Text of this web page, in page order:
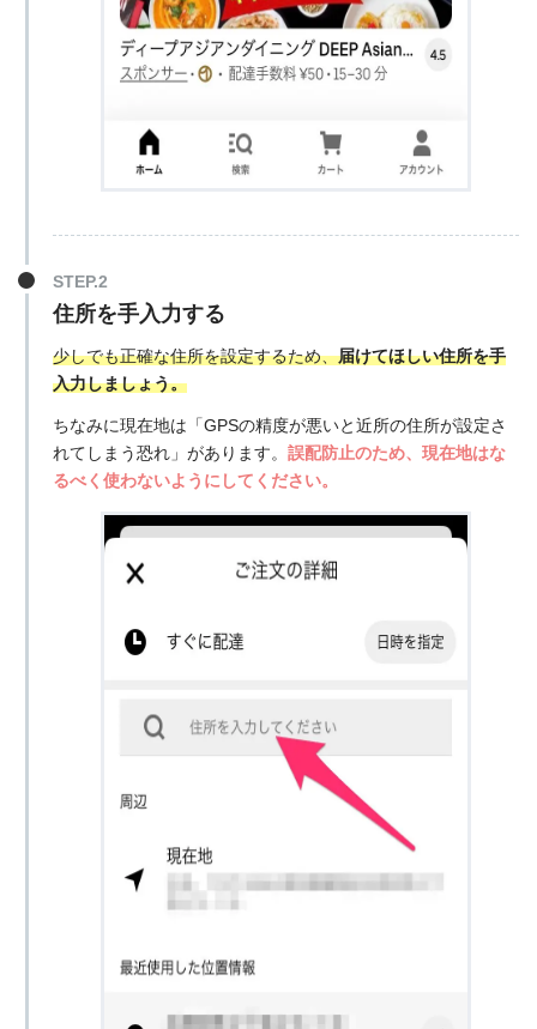
住所を手入力する
少しでも正確な住所を設定するため、届けてほしい住所を手
入力しましょう。
ちなみに現在地は「GPSの精度が悪いと近所の住所が設定さ
れてしまう恐れ」があります。 誤配防止のため、現在地はな
るべく使わないようにしてください。